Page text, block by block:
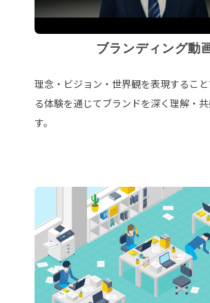
ブランディング動
理念・ビジョン・世界観を表現するこ
る体験を通じてブランドを深く理解・
す。